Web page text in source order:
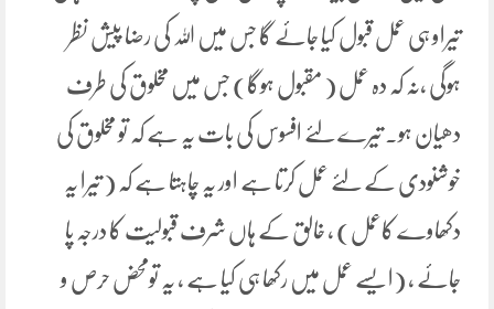
تیراو ہی عمل قبول کیا جائے گا جس میں اللہ کی رضا پیش نظر
ہوگی ،نہ کہ دہ عمل ( مقبول ہوگا) جس میں مخلوق کی طرف
دھیان ہو۔ تیرے لئے افسوس کی بات یہ ہے کہ تو مخلوق کی
خوشنودی کے لئے عمل کرتا ہے اور یہ چاہتا ہے کہ ( تیرا یہ
دکھاوے کاعمل) ، خالق کے ہاں شرف قبولیت کا درجہ پا
جائے ، (ایسے عمل میں رکھا ہی کیا ہے ، یہ تومحض حرص و